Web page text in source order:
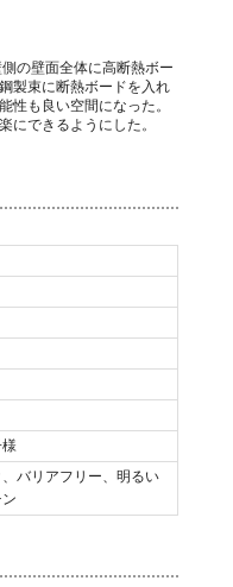
の壁面全体に高断熱ボー
製束に断熱ボードを入れ
性も良い空間になった。
にできるようにした。
バリアフリー、明るい